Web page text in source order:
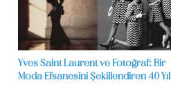
Yves Saint Laurent ve Fotoğraf: Bir
Moda Efsanesini Şekillendiren 40 Yıl